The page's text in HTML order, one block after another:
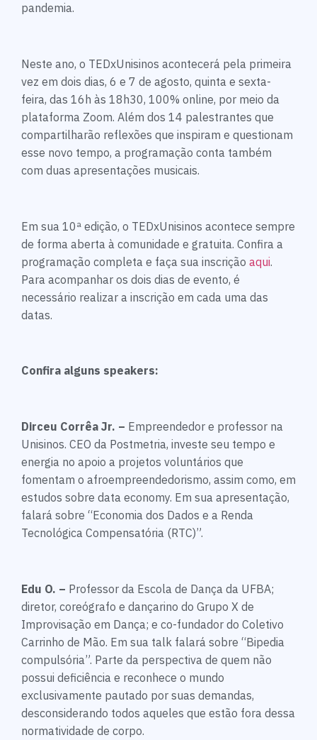
pandemia.
Neste ano, o TEDxUnisinos acontecerá pela primeira
vez em dois dias, 6 e 7 de agosto, quinta e sexta-
feira, das 16h às 18h30, 100% online, por meio da
plataforma Zoom. Além dos 14 palestrantes que
compartilharão reflexões que inspiram e questionam
esse novo tempo, a programação conta também
com duas apresentações musicais.
Em sua 10ª edição, o TEDxUnisinos acontece sempre
de forma aberta à comunidade e gratuita. Confira a
programação completa e faça sua inscrição aqui.
Para acompanhar os dois dias de evento, é
necessário realizar a inscrição em cada uma das
datas.
Confira alguns speakers:
Dirceu Corrêa Jr. – Empreendedor e professor na
Unisinos. CEO da Postmetria, investe seu tempo e
energia no apoio a projetos voluntários que
fomentam o afroempreendedorismo, assim como, em
estudos sobre data economy. Em sua apresentação,
falará sobre “Economia dos Dados e a Renda
Tecnológica Compensatória (RTC)”.
Edu O. – Professor da Escola de Dança da UFBA;
diretor, coreógrafo e dançarino do Grupo X de
Improvisação em Dança; e co-fundador do Coletivo
Carrinho de Mão. Em sua talk falará sobre “Bipedia
compulsória”. Parte da perspectiva de quem não
possui deficiência e reconhece o mundo
exclusivamente pautado por suas demandas,
desconsiderando todos aqueles que estão fora dessa
normatividade de corpo.